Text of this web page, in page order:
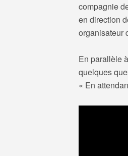
compagnie
en direction
organisateur
En parallèle
quelques
« En